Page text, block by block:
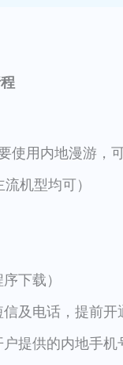
使用内地漫游，
机型均可）
下载）
及电话，提前开
提供的内地手机